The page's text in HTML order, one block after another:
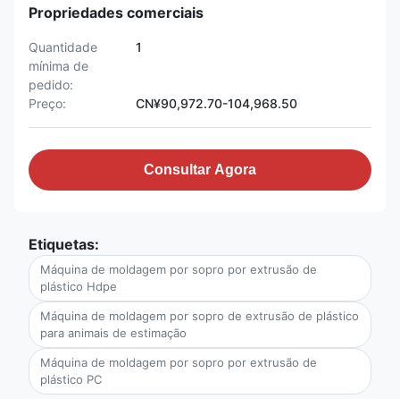
Propriedades comerciais
Quantidade
mínima de
pedido:
1
Preço: CN¥90,972.70-104,968.50
Consultar Agora
Etiquetas:
Máquina de moldagem por sopro por extrusão de
plástico Hdpe
Máquina de moldagem por sopro de extrusão de plástico
para animais de estimação
Máquina de moldagem por sopro por extrusão de
plástico PC